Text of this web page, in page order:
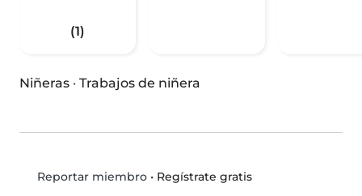
(1)
Niñeras · Trabajos de niñera
Reportar miembro• Regístrate gratis